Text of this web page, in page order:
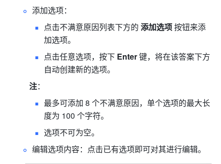
添加选项：
点击不满意原因列表下方的 添加选项 按钮来添
加选项。
点击任意选项，按下 Enter 键，将在该答案下方
自动创建新的选项。
注：
最多可添加 8 个不满意原因，单个选项的最大长
度为 100 个字符。
选项不可为空。
编辑选项内容：点击已有选项即可对其进行编辑。